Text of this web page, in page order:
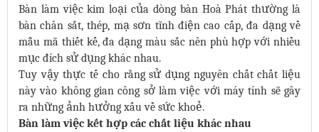
Bàn làm việc kim loại của dòng bàn Hoà Phát thường là
bàn chân sắt, thép, mạ sơn tĩnh điện cao cấp, đa dạng về
mẫu mã thiết kế, đa dạng màu sắc nên phù hợp với nhiều
mục đích sử dụng khác nhau.
Tuy vậy thực tế cho rằng sử dụng nguyên chất chất liệu
này vào không gian công sở làm việc với máy tính sẽ gây
ra những ảnh hưởng xấu về sức khoẻ.
Bàn làm việc kết hợp các chất liệu khác nhau